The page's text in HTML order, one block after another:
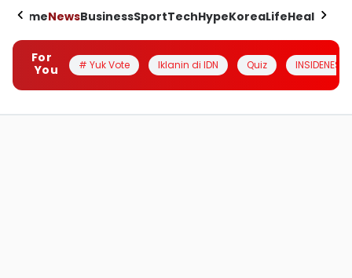
HomeNewsBusinessSportTechHypeKoreaLifeHealth
For
You
# Yuk Vote Iklanin di IDN Quiz INSIDENESIA